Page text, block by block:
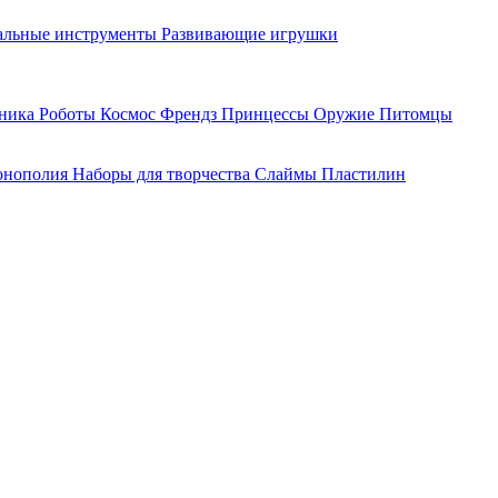
инструменты Развивающие игрушки
Роботы Космос Френдз Принцессы Оружие Питомцы
Наборы для творчества Слаймы Пластилин